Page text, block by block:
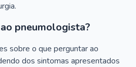
pneumologista?
sobre o que perguntar ao
dos sintomas apresentados